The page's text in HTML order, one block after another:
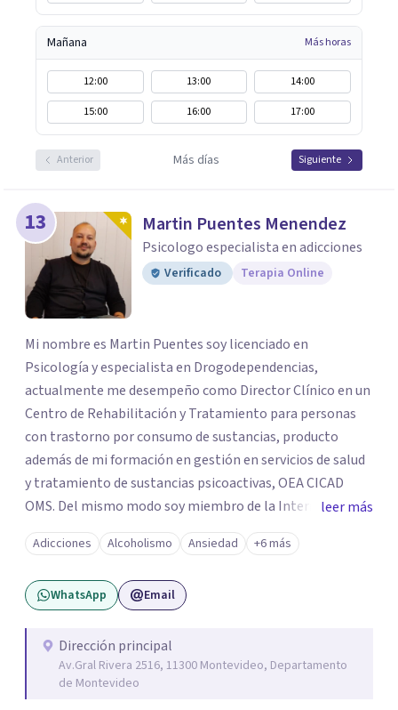
Mañana Más horas
12:00 13:00
14:00
15:00
16:00 17:00
Anterior Más días Siguiente
13 Martin Puentes Menendez
Psicologo especialista en adicciones
Verificado Terapia Online
Mi nombre es Martin Puentes soy licenciado en
Psicología y especialista en Drogodependencias,
actualmente me desempeño como Director Clínico en un
Centro de Rehabilitación y Tratamiento para personas
con trastorno por consumo de sustancias, producto
además de mi formación en gestión en servicios de salud
y tratamiento de sustancias psicoactivas, OEA CICAD
OMS. Del mismo modo soy miembro de la International
Society of sustance use professional (ISSUP) *Licenciado
en Psicólogia *Diploma en gestión de servicios de salud
*Posgraduado especialista en Drogodependencias
*Diploma en gestión de Proyectos *Diploma en terapia
en adicciones *Currículum universal de tratamiento de
adición OEA , CICAD, UNAM.
leer más
Adicciones Alcoholismo Ansiedad +6 más
WhatsApp Email
Dirección principal
Av.Gral Rivera 2516, 11300 Montevideo, Departamento
de Montevideo